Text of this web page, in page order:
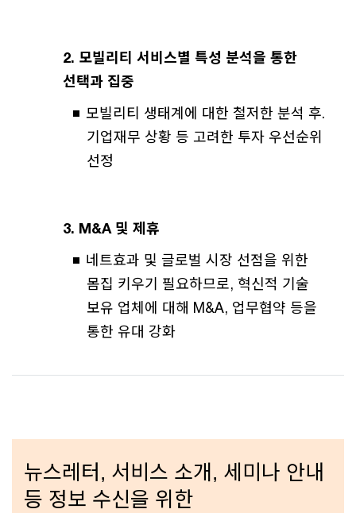
2. 모빌리티 서비스별 특성 분석을 통한
선택과 집중
모빌리티 생태계에 대한 철저한 분석 후.
기업재무 상황 등 고려한 투자 우선순위
선정
3. M&A 및 제휴
네트효과 및 글로벌 시장 선점을 위한
몸집 키우기 필요하므로, 혁신적 기술
보유 업체에 대해 M&A, 업무협약 등을
통한 유대 강화
뉴스레터, 서비스 소개, 세미나 안내
등 정보 수신을 위한